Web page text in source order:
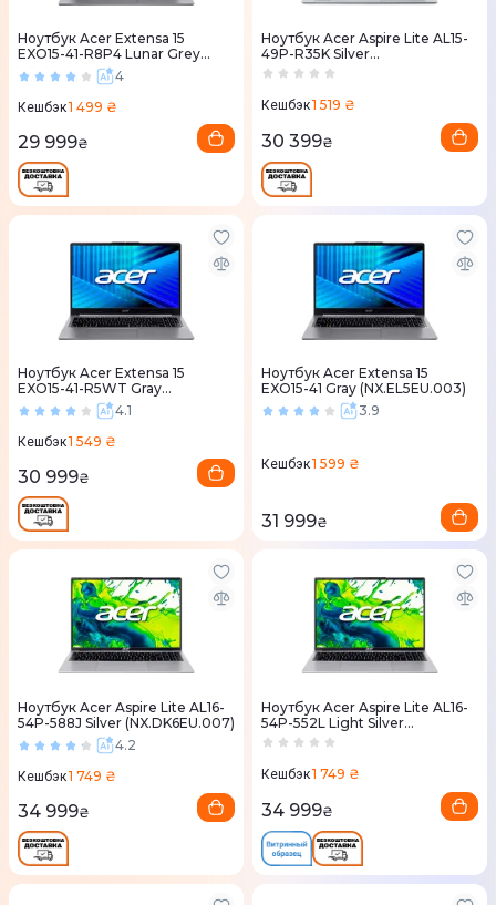
Ноутбук Acer Extensa 15
EXO15-41-R8P4 Lunar Grey
(NX.EL5EU.008)4
Кешбэк1 499 ₴
29 999₴
Ноутбук Acer Aspire Lite AL15-
49P-R35K Silver
(NX.DT8EU.004)
Кешбэк1 519 ₴
30 399₴
Ноутбук Acer Extensa 15
EXO15-41-R5WT Gray
(NX.EL5EU.006)4.1
Кешбэк1 549 ₴
30 999₴
Ноутбук Acer Extensa 15
EXO15-41 Gray (NX.EL5EU.003)
3.9
Кешбэк1 599 ₴
31 999₴
Ноутбук Acer Aspire Lite AL16-
54P-588J Silver (NX.DK6EU.007)
4.2
Кешбэк1 749 ₴
34 999₴
Ноутбук Acer Aspire Lite AL16-
54P-552L Light Silver
(NX.DK6EU.003)
Кешбэк1 749 ₴
34 999₴